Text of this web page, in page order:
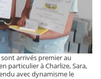
sont arrivés premier au
particulier à Charlize, Sara,
avec dynamisme le